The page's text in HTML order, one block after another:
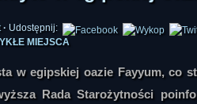
· Udostępnij:
MIEJSCA
w egipskiej oazie Fayyum, co
Rada Starożytności